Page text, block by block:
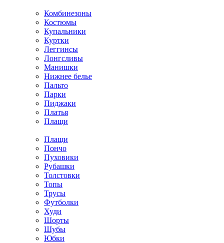
Комбинезоны
Костюмы
Купальники
Куртки
Леггинсы
Лонгсливы
Манишки
Нижнее белье
Пальто
Парки
Пиджаки
Платья
Плащи
Плащи
Пончо
Пуховики
Рубашки
Толстовки
Топы
Трусы
Футболки
Худи
Шорты
Шубы
Юбки